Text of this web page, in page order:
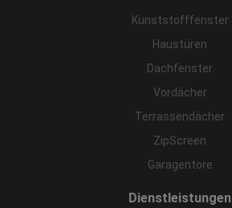
Kunststofffenster
Haustüren
Dachfenster
Vordächer
Terrassendächer
ZipScreen
Garagentore
Dienstleistungen